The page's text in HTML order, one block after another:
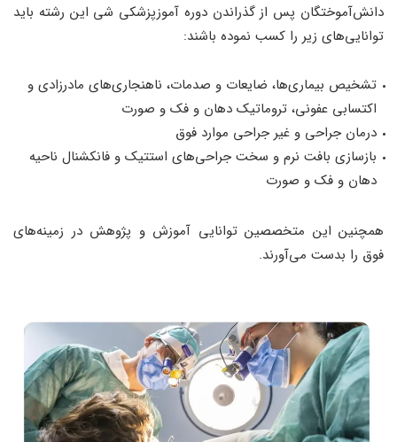
دانش‌آموختگان پس از گذراندن دوره آموزپزشکی شی این رشته باید
توانایی‌های زیر را کسب نموده باشند:
تشخیص بیماری‌ها، ضایعات و صدمات، ناهنجاری‌های مادرزادی و
اکتسابی عفونی، تروماتیک دهان و فک و صورت
درمان جراحی و غیر جراحی موارد فوق
بازسازی بافت نرم و سخت جراحی‌های استتیک و فانکشنال ناحیه
دهان و فک و صورت
همچنین این متخصصین توانایی آموزش و پژوهش در زمینه‌های
فوق را بدست می‌آورند.